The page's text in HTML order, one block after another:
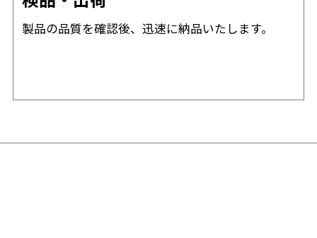
製品の品質を確認後、迅速に納品いたします。